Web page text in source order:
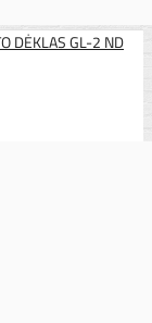
DĖKLAS GL-2 ND